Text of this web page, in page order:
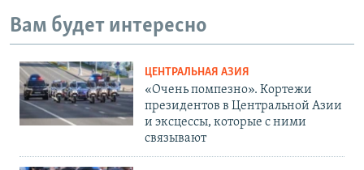
Вам будет интересно
ЦЕНТРАЛЬНАЯ АЗИЯ
«Очень помпезно». Кортежи
президентов в Центральной Азии
и эксцессы, которые с ними
связывают